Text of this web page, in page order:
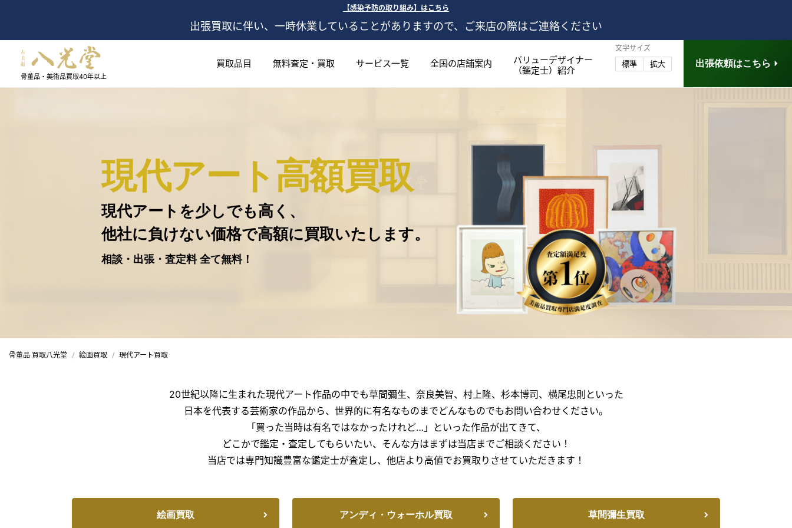
【感染予防の取り組み】はこちら
出張買取に伴い、一時休業していることがありますので、ご来店の際はご連絡ください
骨董品・美術品買取40年以上
買取品目 無料査定・買取 サービス一覧 全国の店舗案内
バリューデザイナー
（鑑定士）紹介
文字サイズ
標準 拡大 出張依頼はこちら
現代アート高額買取
現代アートを少しでも高く、
他社に負けない価格で高額に買取いたします。
相談・出張・査定料 全て無料！
骨董品 買取八光堂 絵画買取 現代アート買取
20世紀以降に生まれた現代アート作品の中でも草間彌生、奈良美智、村上隆、杉本博司、横尾忠則といった
日本を代表する芸術家の作品から、世界的に有名なものまでどんなものでもお問い合わせください。
「買った当時は有名ではなかったけれど…」といった作品が出てきて、
どこかで鑑定・査定してもらいたい、そんな方はまずは当店までご相談ください！
当店では専門知識豊富な鑑定士が査定し、他店より高値でお買取りさせていただきます！
絵画買取 アンディ・ウォーホル買取 草間彌生買取